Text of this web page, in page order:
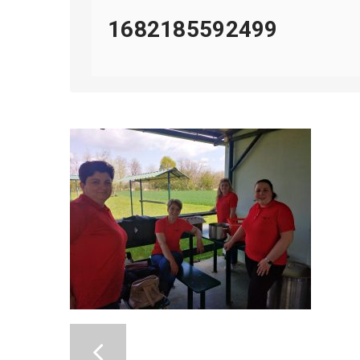
1682185592499